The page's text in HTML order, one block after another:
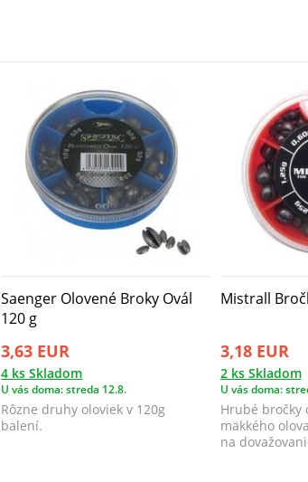
Saenger Olovené Broky Ovál
120 g
3,63 EUR
4 ks Skladom
U vás doma: streda 12.8.
Rôzne druhy oloviek v 120g
balení.​
Mistrall
3,18 EUR
2 ks Skladom
U vás doma:
Hrubé bročky
mäkkého
na